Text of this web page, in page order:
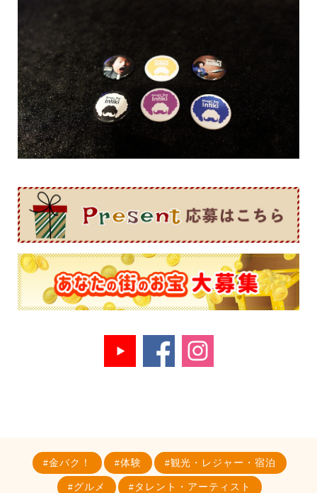
金バク！ 体験 観光・レジャー・宿泊
グルメ タレント・アーティスト